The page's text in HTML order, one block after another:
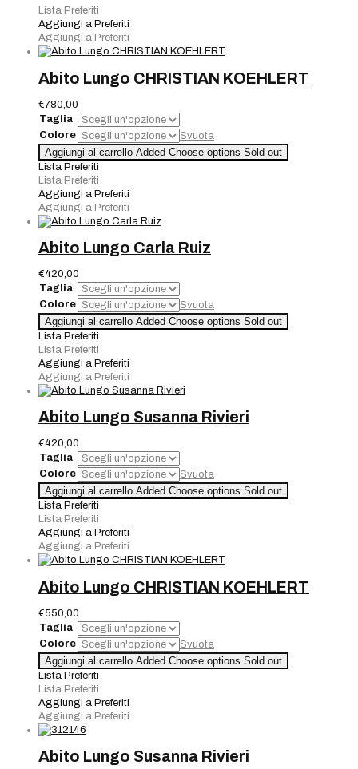
CHRISTIAN
KOEHLERT
quantità
Lista Preferiti
Aggiungi a Preferiti
Aggiungi a Preferiti
Abito Lungo CHRISTIAN KOEHLERT
€780,00
Taglia
Colore
Svuota
Abito
Lungo
CHRISTIAN
KOEHLERT
quantità
Aggiungi al carrello Added Choose options Sold out
Lista Preferiti
Lista Preferiti
Aggiungi a Preferiti
Aggiungi a Preferiti
Abito Lungo Carla Ruiz
€420,00
Taglia
Colore
Svuota
Abito
Lungo
Carla
Ruiz
quantità
Aggiungi al carrello Added Choose options Sold out
Lista Preferiti
Lista Preferiti
Aggiungi a Preferiti
Aggiungi a Preferiti
Abito Lungo Susanna Rivieri
€420,00
Taglia
Colore
Svuota
Abito
Lungo
Susanna
Rivieri
quantità
Aggiungi al carrello Added Choose options Sold out
Lista Preferiti
Lista Preferiti
Aggiungi a Preferiti
Aggiungi a Preferiti
Abito Lungo CHRISTIAN KOEHLERT
€550,00
Taglia
Colore
Svuota
Abito
Lungo
CHRISTIAN
KOEHLERT
quantità
Aggiungi al carrello Added Choose options Sold out
Lista Preferiti
Lista Preferiti
Aggiungi a Preferiti
Aggiungi a Preferiti
Abito Lungo Susanna Rivieri